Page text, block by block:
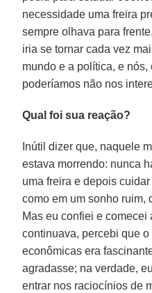
necessidade uma freira
sempre olhava para
iria se tornar cada vez
mundo e a política, e
poderíamos não nos
Qual foi sua reação?
Inútil dizer que, naquele
estava morrendo: nunca
uma freira e depois
como em um sonho ruim,
Mas eu confiei e comecei
continuava, percebi que
econômicas era
agradasse; na verdade,
entrar nos raciocínios de